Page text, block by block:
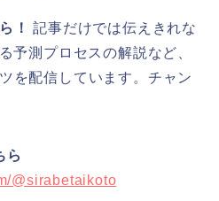
！
記事だけでは伝えきれな
予測プロセスの解説など、
を配信しています。チャン
ら
@sirabetaikoto